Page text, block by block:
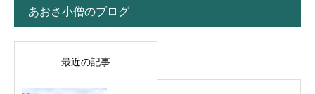
あおさ小僧のブログ
最近の記事